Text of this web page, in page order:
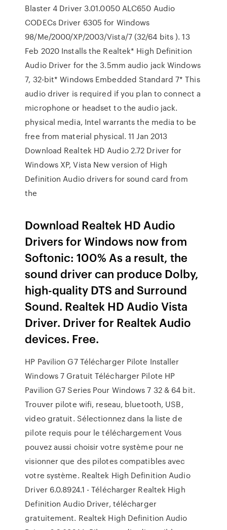
Blaster 4 Driver 3.01.0050 ALC650 Audio
CODECs Driver 6305 for Windows
98/Me/2000/XP/2003/Vista/7 (32/64 bits ). 13
Feb 2020 Installs the Realtek* High Definition
Audio Driver for the 3.5mm audio jack Windows
7, 32-bit* Windows Embedded Standard 7* This
audio driver is required if you plan to connect a
microphone or headset to the audio jack.
physical media, Intel warrants the media to be
free from material physical. 11 Jan 2013
Download Realtek HD Audio 2.72 Driver for
Windows XP, Vista New version of High
Definition Audio drivers for sound card from
the
Download Realtek HD Audio
Drivers for Windows now from
Softonic: 100% As a result, the
sound driver can produce Dolby,
high-quality DTS and Surround
Sound. Realtek HD Audio Vista
Driver. Driver for Realtek Audio
devices. Free.
HP Pavilion G7 Télécharger Pilote Installer
Windows 7 Gratuit Télécharger Pilote HP
Pavilion G7 Series Pour Windows 7 32 & 64 bit.
Trouver pilote wifi, reseau, bluetooth, USB,
video gratuit. Sélectionnez dans la liste de
pilote requis pour le téléchargement Vous
pouvez aussi choisir votre système pour ne
visionner que des pilotes compatibles avec
votre système. Realtek High Definition Audio
Driver 6.0.8924.1 - Télécharger Realtek High
Definition Audio Driver, télécharger
gratuitement. Realtek High Definition Audio